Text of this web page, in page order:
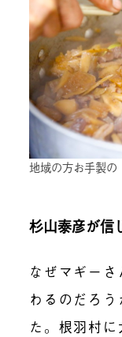
地域の方お手製の
杉山泰彦が信
なぜマギー
わるのだろ
た。根羽村